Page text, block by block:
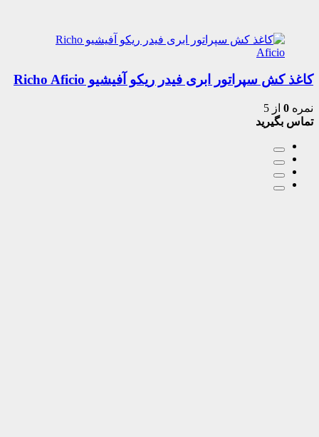
کاغذ کش سپراتور ابری فیدر ریکو آفیشیو Richo Aficio
نمره 0 از 5
تماس بگیرید